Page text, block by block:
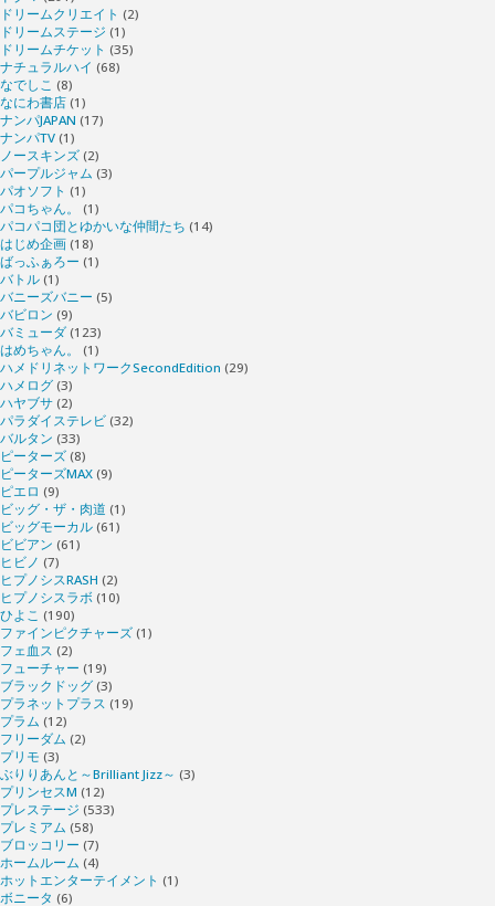
ドリームクリエイト (2)
ドリームステージ (1)
ドリームチケット (35)
ナチュラルハイ (68)
なでしこ (8)
なにわ書店 (1)
ナンパJAPAN (17)
ナンパTV (1)
ノースキンズ (2)
パープルジャム (3)
パオソフト (1)
パコちゃん。
(1)
パコパコ団とゆかいな仲間たち (14)
はじめ企画 (18)
ばっふぁろー (1)
バトル (1)
バニーズバニー (5)
バビロン (9)
バミューダ (123)
はめちゃん。
(1)
ハメドリネットワークSecondEdition (29)
ハメログ (3)
ハヤブサ (2)
パラダイステレビ (32)
バルタン (33)
ピーターズ (8)
ピーターズMAX (9)
ピエロ (9)
ビッグ・ザ・肉道 (1)
ビッグモーカル (61)
ビビアン (61)
ヒビノ (7)
ヒプノシスRASH (2)
ヒプノシスラボ (10)
ひよこ (190)
ファインピクチャーズ (1)
フェ血ス (2)
フューチャー (19)
ブラックドッグ (3)
プラネットプラス (19)
プラム (12)
フリーダム (2)
プリモ (3)
ぶりりあんと～Brilliant Jizz～ (3)
プリンセスM (12)
プレステージ (533)
プレミアム (58)
ブロッコリー (7)
ホームルーム (4)
ホットエンターテイメント (1)
ボニータ (6)